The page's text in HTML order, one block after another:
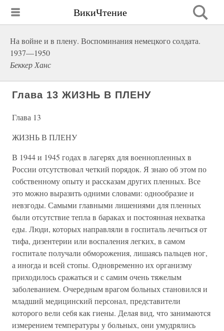
ВикиЧтение
На войне и в плену. Воспоминания немецкого солдата.
1937—1950
Беккер Ханс
Глава 13 ЖИЗНЬ В ПЛЕНУ
Глава 13
ЖИЗНЬ В ПЛЕНУ
В 1944 и 1945 годах в лагерях для военнопленных в
России отсутствовал четкий порядок. Я знаю об этом по
собственному опыту и рассказам других пленных. Все
это можно выразить одними словами: однообразие и
невзгоды. Самыми главными лишениями для пленных
были отсутствие тепла в бараках и постоянная нехватка
еды. Люди, которых направляли в госпиталь лечиться от
тифа, дизентерии или воспаления легких, в самом
госпитале получали обморожения, лишаясь пальцев ног,
а иногда и всей стопы. Одновременно их организму
приходилось сражаться и с самим очень тяжелым
заболеванием. Очередным врагом больных становился и
младший медицинский персонал, представители
которого вели себя как гиены. Делая вид, что занимаются
измерением температуры у больных, они умудрялись